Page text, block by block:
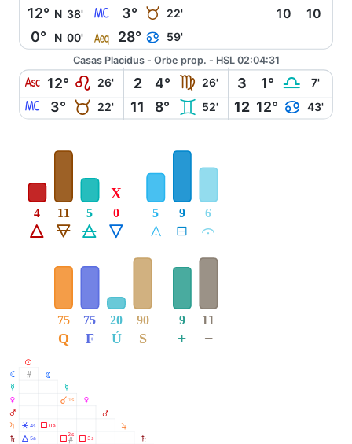
12° N 38' X 3° B 22' 10 10
0° N 00' l 28° D 59'
Casas Placidus - Orbe prop. - HSL 02:04:31
W 12° E 26' 2 4° F 26' 3 1° G 7'
X 3° B 22' 11 8° C 52' 12 12° D 43'
Á
4
Ë
11
Ô
5
Ê
0
X
Å
5
É
9
Ă
6
Q
75
F
75
Ú
20
S
90
+
9
−
11
M
N
N
O
O
P
P
Q
Q
R
R
S
S
Ó
Â 4s
Á 5a
Ã 0a
À 1s
Ã Ó
2s
Ã 3s